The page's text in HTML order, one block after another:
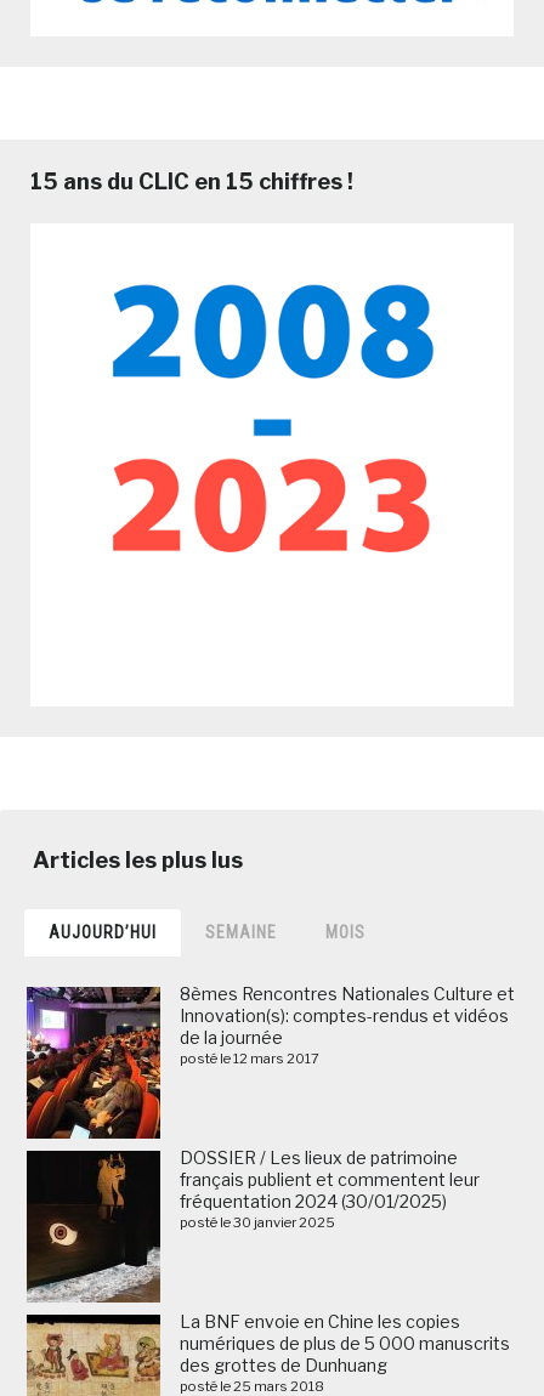
15 ans du CLIC en 15 chiffres !
AUJOURD’HUI SEMAINE MOIS
8èmes Rencontres Nationales Culture et
Innovation(s): comptes-rendus et vidéos
de la journée
posté le 12 mars 2017
DOSSIER / Les lieux de patrimoine
français publient et commentent leur
fréquentation 2024 (30/01/2025)
posté le 30 janvier 2025
La BNF envoie en Chine les copies
numériques de plus de 5 000 manuscrits
des grottes de Dunhuang
posté le 25 mars 2018